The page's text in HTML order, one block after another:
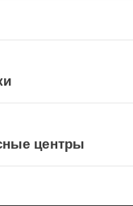
центры